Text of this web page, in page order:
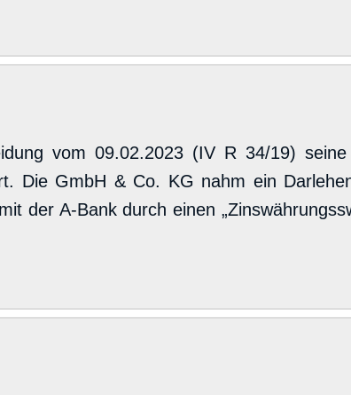
vom 09.02.2023 (IV R 34/19)
Die GmbH & Co. KG nahm ein
der A-Bank durch einen